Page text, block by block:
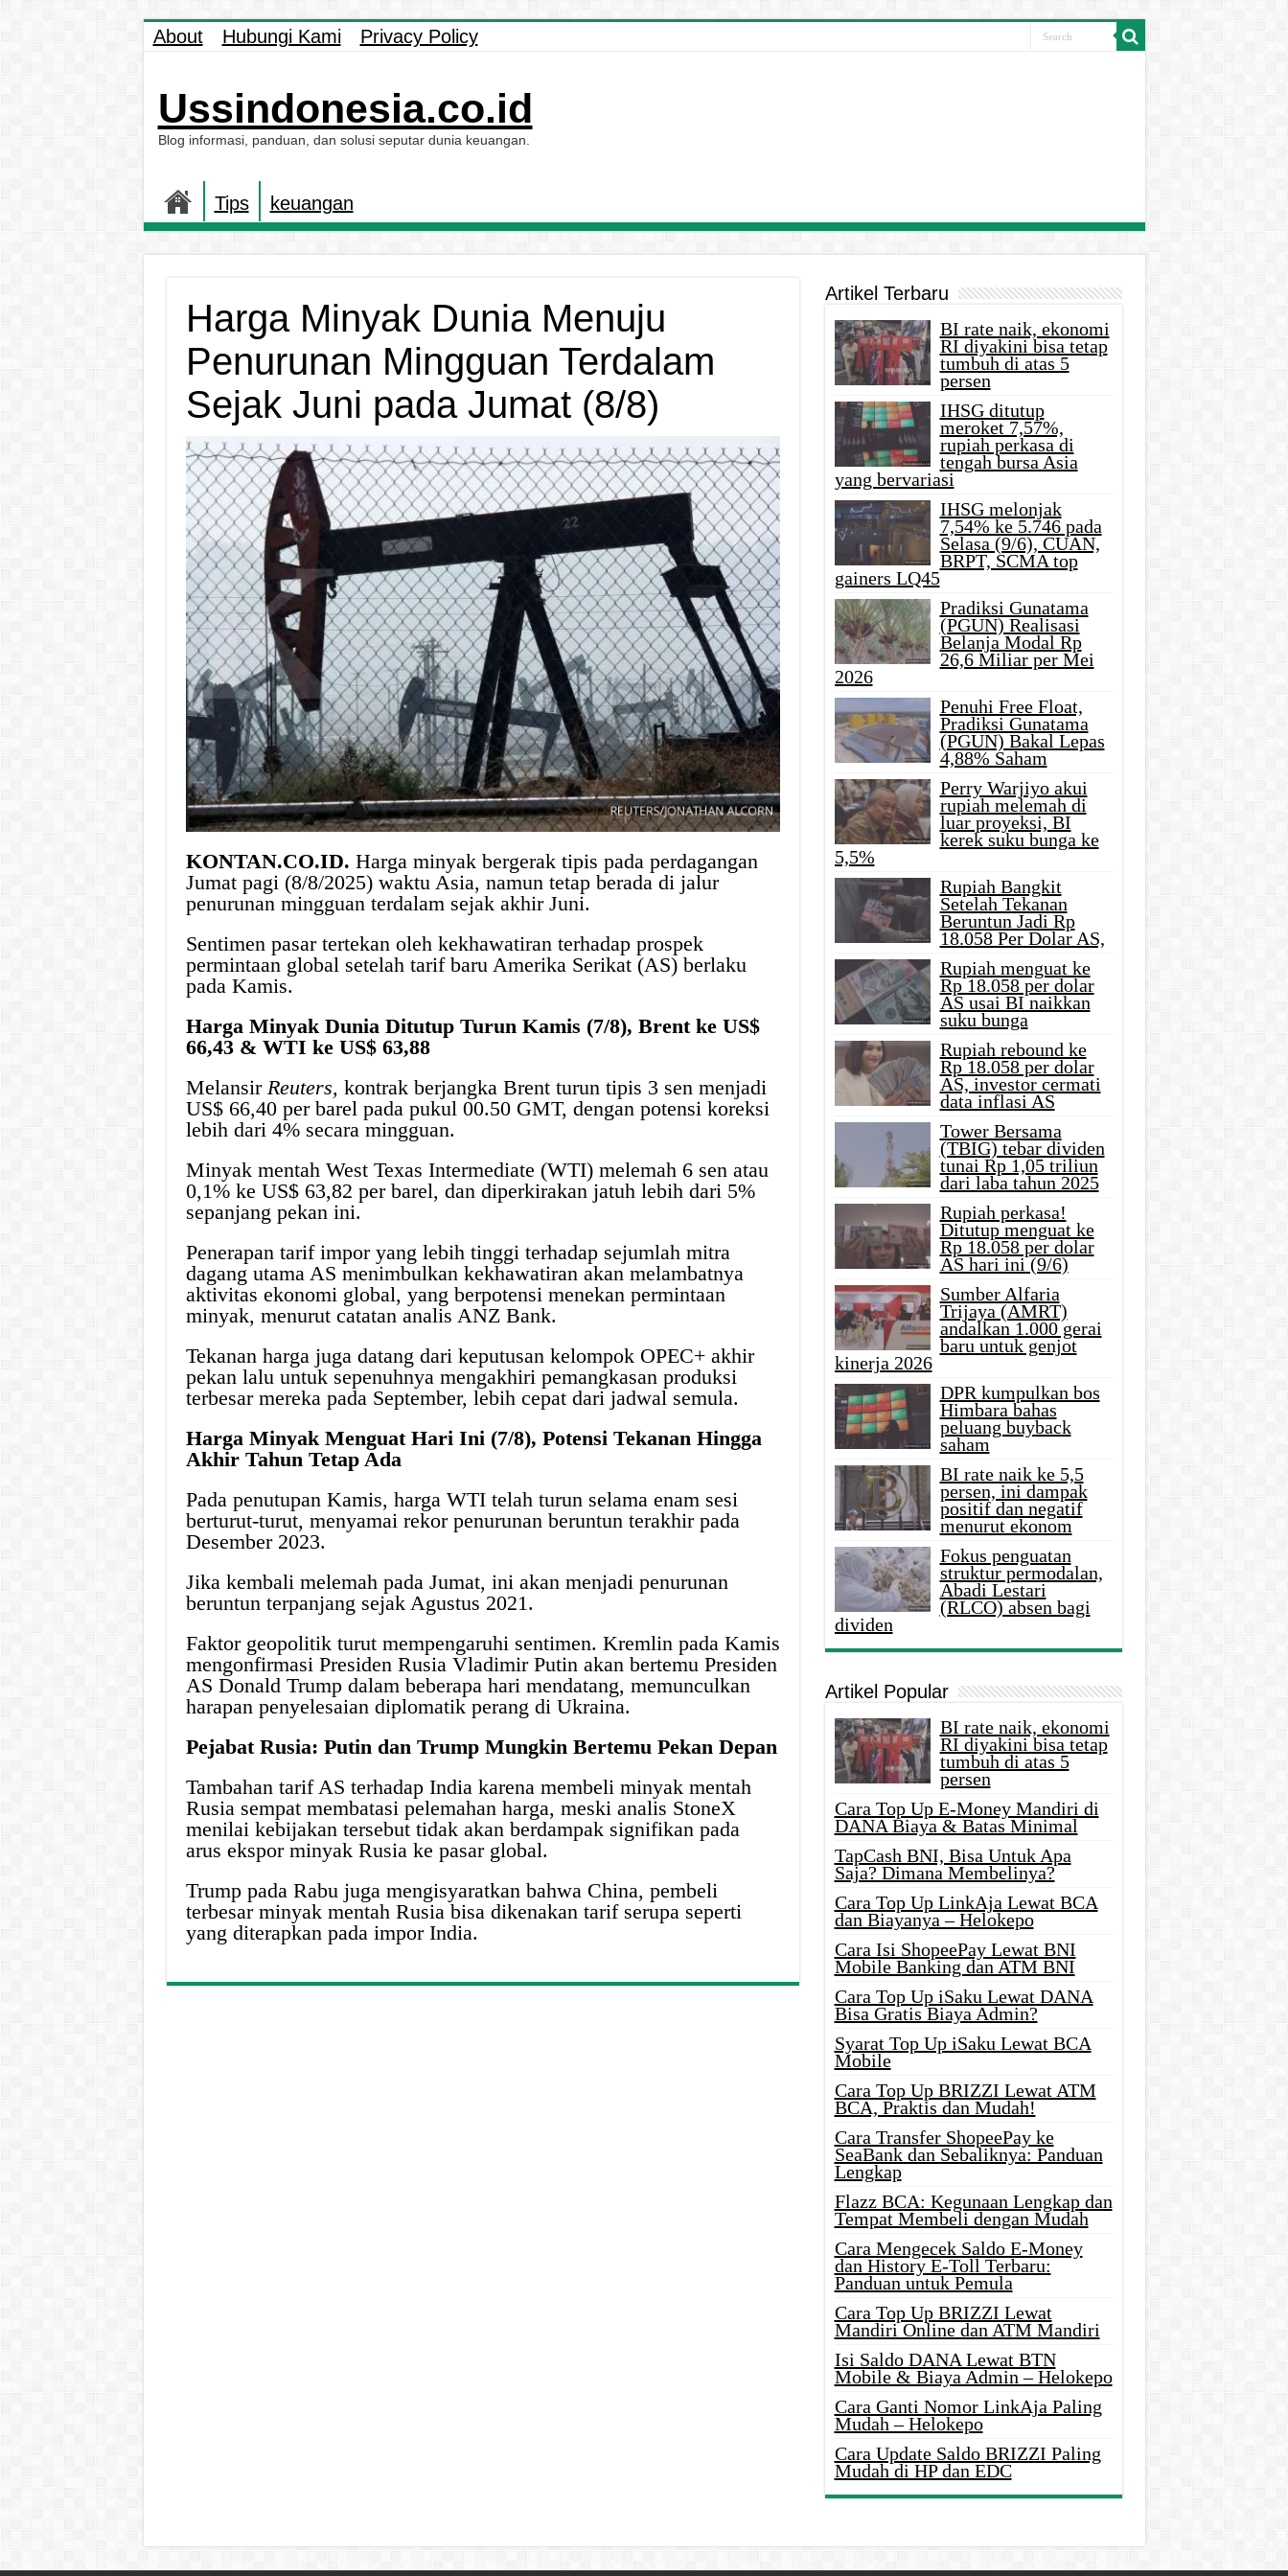
About Hubungi Kami Privacy Policy
Ussindonesia.co.id
Blog informasi, panduan, dan solusi seputar dunia keuangan.
Tips keuangan
Harga Minyak Dunia Menuju
Penurunan Mingguan Terdalam
Sejak Juni pada Jumat (8/8)
KONTAN.CO.ID. Harga minyak bergerak tipis pada perdagangan
Jumat pagi (8/8/2025) waktu Asia, namun tetap berada di jalur
penurunan mingguan terdalam sejak akhir Juni.
Sentimen pasar tertekan oleh kekhawatiran terhadap prospek
permintaan global setelah tarif baru Amerika Serikat (AS) berlaku
pada Kamis.
Harga Minyak Dunia Ditutup Turun Kamis (7/8), Brent ke US$
66,43 & WTI ke US$ 63,88
Melansir Reuters, kontrak berjangka Brent turun tipis 3 sen menjadi
US$ 66,40 per barel pada pukul 00.50 GMT, dengan potensi koreksi
lebih dari 4% secara mingguan.
Minyak mentah West Texas Intermediate (WTI) melemah 6 sen atau
0,1% ke US$ 63,82 per barel, dan diperkirakan jatuh lebih dari 5%
sepanjang pekan ini.
Penerapan tarif impor yang lebih tinggi terhadap sejumlah mitra
dagang utama AS menimbulkan kekhawatiran akan melambatnya
aktivitas ekonomi global, yang berpotensi menekan permintaan
minyak, menurut catatan analis ANZ Bank.
Tekanan harga juga datang dari keputusan kelompok OPEC+ akhir
pekan lalu untuk sepenuhnya mengakhiri pemangkasan produksi
terbesar mereka pada September, lebih cepat dari jadwal semula.
Harga Minyak Menguat Hari Ini (7/8), Potensi Tekanan Hingga
Akhir Tahun Tetap Ada
Pada penutupan Kamis, harga WTI telah turun selama enam sesi
berturut-turut, menyamai rekor penurunan beruntun terakhir pada
Desember 2023.
Jika kembali melemah pada Jumat, ini akan menjadi penurunan
beruntun terpanjang sejak Agustus 2021.
Faktor geopolitik turut mempengaruhi sentimen. Kremlin pada Kamis
mengonfirmasi Presiden Rusia Vladimir Putin akan bertemu Presiden
AS Donald Trump dalam beberapa hari mendatang, memunculkan
harapan penyelesaian diplomatik perang di Ukraina.
Pejabat Rusia: Putin dan Trump Mungkin Bertemu Pekan Depan
Tambahan tarif AS terhadap India karena membeli minyak mentah
Rusia sempat membatasi pelemahan harga, meski analis StoneX
menilai kebijakan tersebut tidak akan berdampak signifikan pada
arus ekspor minyak Rusia ke pasar global.
Trump pada Rabu juga mengisyaratkan bahwa China, pembeli
terbesar minyak mentah Rusia bisa dikenakan tarif serupa seperti
yang diterapkan pada impor India.
Artikel Terbaru
BI rate naik, ekonomi
RI diyakini bisa tetap
tumbuh di atas 5
persen
IHSG ditutup
meroket 7,57%,
rupiah perkasa di
tengah bursa Asia
yang bervariasi
IHSG melonjak
7,54% ke 5.746 pada
Selasa (9/6), CUAN,
BRPT, SCMA top
gainers LQ45
Pradiksi Gunatama
(PGUN) Realisasi
Belanja Modal Rp
26,6 Miliar per Mei
2026
Penuhi Free Float,
Pradiksi Gunatama
(PGUN) Bakal Lepas
4,88% Saham
Perry Warjiyo akui
rupiah melemah di
luar proyeksi, BI
kerek suku bunga ke
5,5%
Rupiah Bangkit
Setelah Tekanan
Beruntun Jadi Rp
18.058 Per Dolar AS,
Rupiah menguat ke
Rp 18.058 per dolar
AS usai BI naikkan
suku bunga
Rupiah rebound ke
Rp 18.058 per dolar
AS, investor cermati
data inflasi AS
Tower Bersama
(TBIG) tebar dividen
tunai Rp 1,05 triliun
dari laba tahun 2025
Rupiah perkasa!
Ditutup menguat ke
Rp 18.058 per dolar
AS hari ini (9/6)
Sumber Alfaria
Trijaya (AMRT)
andalkan 1.000 gerai
baru untuk genjot
kinerja 2026
DPR kumpulkan bos
Himbara bahas
peluang buyback
saham
BI rate naik ke 5,5
persen, ini dampak
positif dan negatif
menurut ekonom
Fokus penguatan
struktur permodalan,
Abadi Lestari
(RLCO) absen bagi
dividen
Artikel Popular
BI rate naik, ekonomi
RI diyakini bisa tetap
tumbuh di atas 5
persen
Cara Top Up E-Money Mandiri di
DANA Biaya & Batas Minimal
TapCash BNI, Bisa Untuk Apa
Saja? Dimana Membelinya?
Cara Top Up LinkAja Lewat BCA
dan Biayanya – Helokepo
Cara Isi ShopeePay Lewat BNI
Mobile Banking dan ATM BNI
Cara Top Up iSaku Lewat DANA
Bisa Gratis Biaya Admin?
Syarat Top Up iSaku Lewat BCA
Mobile
Cara Top Up BRIZZI Lewat ATM
BCA, Praktis dan Mudah!
Cara Transfer ShopeePay ke
SeaBank dan Sebaliknya: Panduan
Lengkap
Flazz BCA: Kegunaan Lengkap dan
Tempat Membeli dengan Mudah
Cara Mengecek Saldo E-Money
dan History E-Toll Terbaru:
Panduan untuk Pemula
Cara Top Up BRIZZI Lewat
Mandiri Online dan ATM Mandiri
Isi Saldo DANA Lewat BTN
Mobile & Biaya Admin – Helokepo
Cara Ganti Nomor LinkAja Paling
Mudah – Helokepo
Cara Update Saldo BRIZZI Paling
Mudah di HP dan EDC